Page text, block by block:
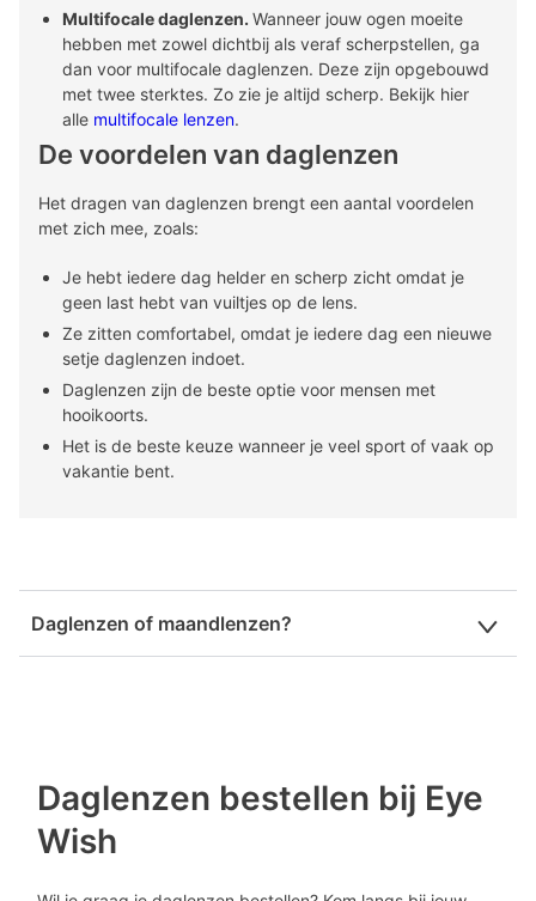
Multifocale daglenzen. Wanneer jouw ogen moeite
hebben met zowel dichtbij als veraf scherpstellen, ga
dan voor multifocale daglenzen. Deze zijn opgebouwd
met twee sterktes. Zo zie je altijd scherp. Bekijk hier
alle multifocale lenzen.
De voordelen van daglenzen
Het dragen van daglenzen brengt een aantal voordelen
met zich mee, zoals:
Je hebt iedere dag helder en scherp zicht omdat je
geen last hebt van vuiltjes op de lens.
Ze zitten comfortabel, omdat je iedere dag een nieuwe
setje daglenzen indoet.
Daglenzen zijn de beste optie voor mensen met
hooikoorts.
Het is de beste keuze wanneer je veel sport of vaak op
vakantie bent.
Daglenzen of maandlenzen?
- Geen onderhoud
- Hygienisch
- Ideaal voor mensen met allergieën
Daglenzen bestellen bij Eye
Wish